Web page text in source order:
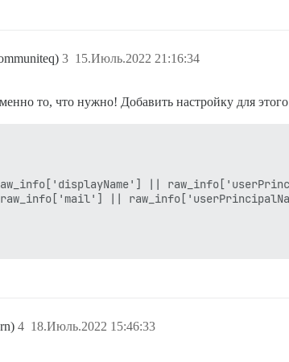
15.Июль.2022 21:16:34
3
то, что нужно! Добавить настройку для
||
||
18.Июль.2022 15:46:33
4